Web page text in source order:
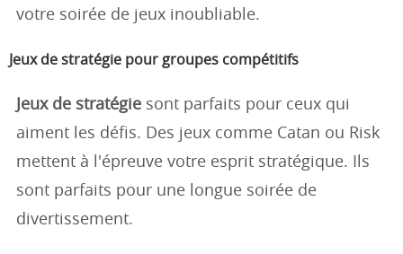
votre soirée de jeux inoubliable.
Jeux de stratégie pour groupes compétitifs
Jeux de stratégie sont parfaits pour ceux qui
aiment les défis. Des jeux comme Catan ou Risk
mettent à l'épreuve votre esprit stratégique. Ils
sont parfaits pour une longue soirée de
divertissement.